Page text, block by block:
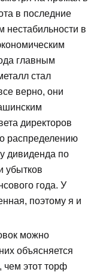
в последние
нестабильности в
главным
стал
верно, они
директоров
распределению
дивиденда по
убытков
года. У
поэтому я и
можно
объясняется
этот торф